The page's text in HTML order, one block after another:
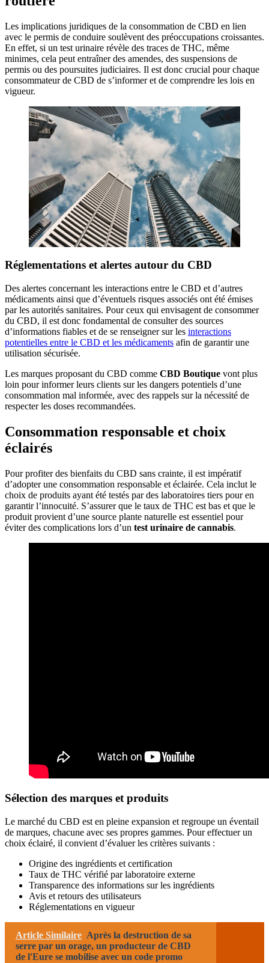
Les implications juridiques de la consommation de CBD en lien
avec le permis de conduire soulèvent des préoccupations croissantes.
En effet, si un test urinaire révèle des traces de THC, même
minimes, cela peut entraîner des amendes, des suspensions de
permis ou des poursuites judiciaires. Il est donc crucial pour chaque
consommateur de CBD de s’informer et de comprendre les lois en
vigueur.
Réglementations et alertes autour du CBD
Des alertes concernant les interactions entre le CBD et d’autres
médicaments ainsi que d’éventuels risques associés ont été émises
par les autorités sanitaires. Pour ceux qui envisagent de consommer
du CBD, il est donc fondamental de consulter des sources
d’informations fiables et de se renseigner sur les interactions
potentielles entre le CBD et les médicaments afin de garantir une
utilisation sécurisée.
Les marques proposant du CBD comme CBD Boutique vont plus
loin pour informer leurs clients sur les dangers potentiels d’une
consommation mal informée, avec des rappels sur la nécessité de
respecter les doses recommandées.
Consommation responsable et choix
éclairés
Pour profiter des bienfaits du CBD sans crainte, il est impératif
d’adopter une consommation responsable et éclairée. Cela inclut le
choix de produits ayant été testés par des laboratoires tiers pour en
garantir l’innocuité. S’assurer que le taux de THC est bas et que le
produit provient d’une source plante naturelle est essentiel pour
éviter des complications lors d’un test urinaire de cannabis.
Sélection des marques et produits
Le marché du CBD est en pleine expansion et regroupe un éventail
de marques, chacune avec ses propres gammes. Pour effectuer un
choix éclairé, il convient d’évaluer les critères suivants :
Origine des ingrédients et certification
Taux de THC vérifié par laboratoire externe
Transparence des informations sur les ingrédients
Avis et retours des utilisateurs
Réglementations en vigueur
Article Similaire Après la destruction de sa
serre par un orage, un producteur de CBD
de l'Eure se mobilise avec un code promo